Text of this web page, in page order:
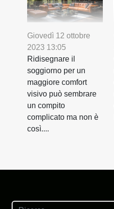
Giovedì 12 ottobre
2023 13:05
Ridisegnare il
soggiorno per un
maggiore comfort
visivo può sembrare
un compito
complicato ma non è
così....